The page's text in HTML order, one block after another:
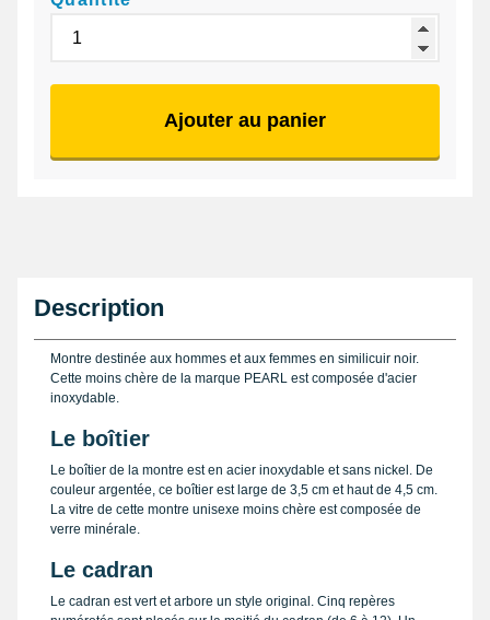
Ajouter au panier
Description
Montre destinée aux hommes et aux femmes en similicuir noir.
Cette moins chère de la marque PEARL est composée d'acier
inoxydable.
Le boîtier
Le boîtier de la montre est en acier inoxydable et sans nickel. De
couleur argentée, ce boîtier est large de 3,5 cm et haut de 4,5 cm.
La vitre de cette montre unisexe moins chère est composée de
verre minérale.
Le cadran
Le cadran est vert et arbore un style original. Cinq repères